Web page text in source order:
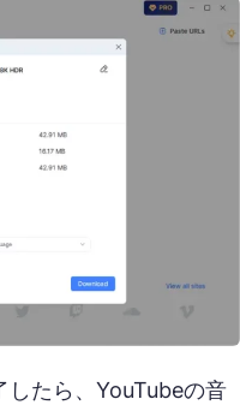
したら、YouTubeの音